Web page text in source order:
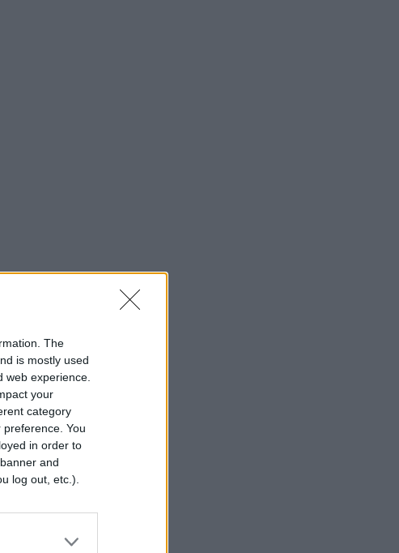
The
is mostly used
experience.
your
category
You
in order to
and
log out, etc.).